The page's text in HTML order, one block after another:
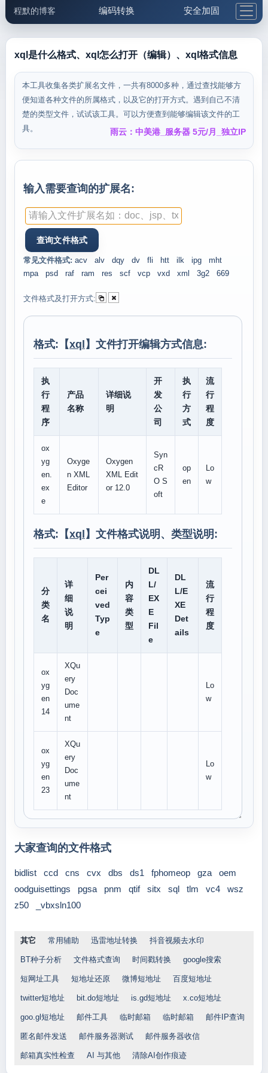
程默的博客 编码转换 安全加固
邮件工具 生活便民 更多工具
5.1支付宝大红包
xql是什么格式、xql怎么打开（编辑）、xql格式信息
本工具收集各类扩展名文件，一共有8000多种，通过查找能够方
便知道各种文件的所属格式，以及它的打开方式。遇到自己不清
楚的类型文件，试试该工具。可以方便查到能够编辑该文件的工
具。
雨云：中美港_服务器 5元/月_独立IP
输入需要查询的扩展名:
常见文件格式: acv alv dqy dv fli htt ilk ipg
mht
mpa
psd raf ram res scf vcp vxd xml 3g2 669
文件格式及打开方式:
格式:【xql 】文件打开编辑方式信息:
执
行
程
序
产品
名称
详细说
明
开
发
公
司
执
行
方
式
流
行
程
度
ox
yg
en.
ex
e
Oxyge
n XML
Editor
Oxygen
XML Edit
or 12.0
Syn
cR
O S
oft
op
en
Lo
w
格式:【xql 】文件格式说明、类型说明:
分
类
名
详
细
说
明
Per
cei
ved
Typ
e
内
容
类
型
DL
L/
EX
E
Fil
e
DL
L/E
XE
Det
ails
流
行
程
度
ox
yg
en
14
XQu
ery
Doc
ume
nt
Lo
w
ox
yg
en
23
XQu
ery
Doc
ume
nt
Lo
w
大家查询的文件格式
bidlist ccd cns cvx dbs ds1 fphomeop gza
oem
oodguisettings
pgsa pnm qtif sitx sql tlm vc4
wsz
z50
_vbxsln100
其它 常用辅助 迅雷地址转换 抖音视频去水印
BT种子分析 文件格式查询 时间戳转换 google搜索
短网址工具 短地址还原 微博短地址 百度短地址
twitter短地址 bit.do短地址 is.gd短地址 x.co短地址
goo.gl短地址 邮件工具 临时邮箱 临时邮箱 邮件IP查询
匿名邮件发送 邮件服务器测试 邮件服务器收信
邮箱真实性检查 AI 与其他 清除AI创作痕迹